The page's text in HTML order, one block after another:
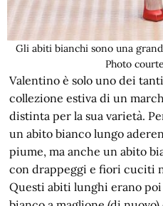
Gli abiti bianchi sono una
Photo
Valentino è solo uno dei
collezione estiva di un
distinta per la sua varietà.
un abito bianco lungo
piume, ma anche un abito
con drappeggi e fiori cuciti
Questi abiti lunghi erano